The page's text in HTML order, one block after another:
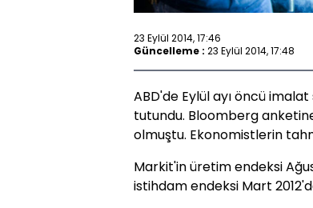
23 Eylül 2014, 17:46
Güncelleme : 23 Eylül 2014, 17:48
ABD'de Eylül ayı öncü
tutundu. Bloomberg
olmuştu. Ekonomistlerin
Markit'in üretim endeksi
istihdam endeksi Mart